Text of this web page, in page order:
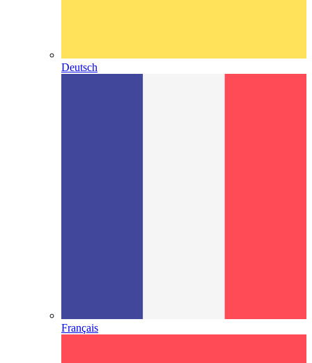
Deutsch
Français